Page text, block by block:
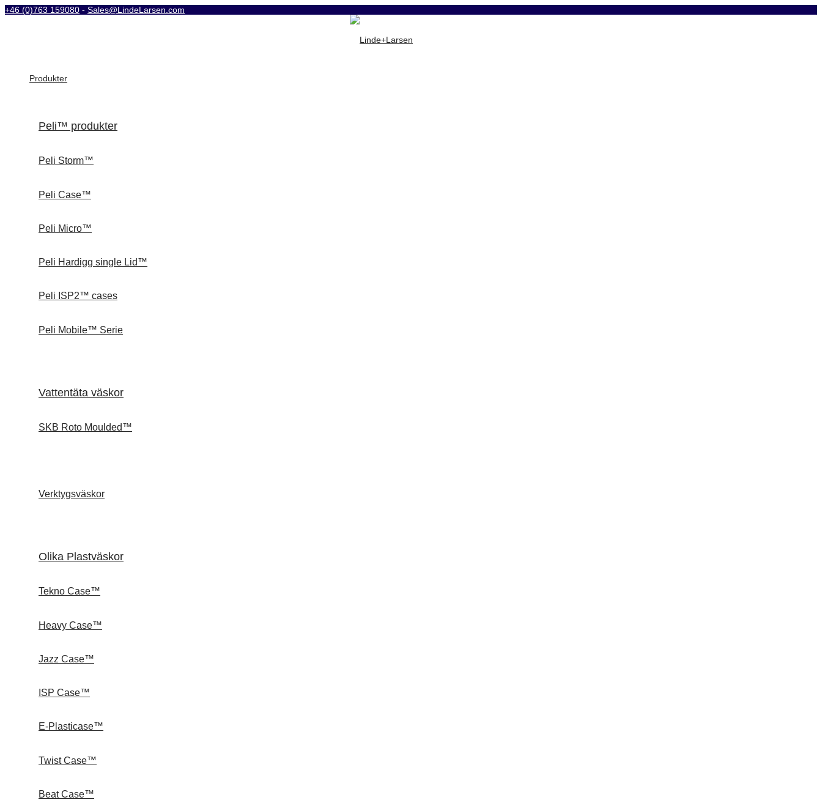
+46 (0)763 159080 - Sales@LindeLarsen.com
Produkter
Peli™ produkter
Peli Storm™
Peli Case™
Peli Micro™
Peli Hardigg single Lid™
Peli ISP2™ cases
Peli Mobile™ Serie
Vattentäta väskor
SKB Roto Moulded™
Verktygsväskor
Olika Plastväskor
Tekno Case™
Heavy Case™
Jazz Case™
ISP Case™
E-Plasticase™
Twist Case™
Beat Case™